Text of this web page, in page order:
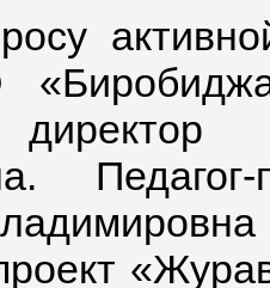
активной